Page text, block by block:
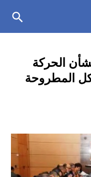
الحركة
المطروحة